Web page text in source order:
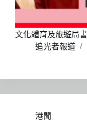
文化體育及旅遊局
追光者報道
港聞